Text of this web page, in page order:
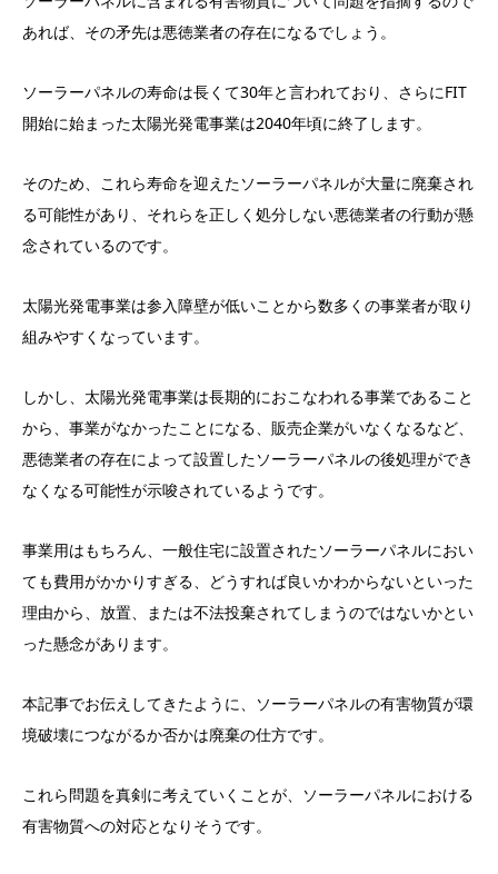
あれば、その矛先は悪徳業者の存在になるでしょう。
ソーラーパネルの寿命は長くて30年と言われており、さらにFIT
開始に始まった太陽光発電事業は2040年頃に終了します。
そのため、これら寿命を迎えたソーラーパネルが大量に廃棄され
る可能性があり、それらを正しく処分しない悪徳業者の行動が懸
念されているのです。
太陽光発電事業は参入障壁が低いことから数多くの事業者が取り
組みやすくなっています。
しかし、太陽光発電事業は長期的におこなわれる事業であること
から、事業がなかったことになる、販売企業がいなくなるなど、
悪徳業者の存在によって設置したソーラーパネルの後処理ができ
なくなる可能性が示唆されているようです。
事業用はもちろん、一般住宅に設置されたソーラーパネルにおい
ても費用がかかりすぎる、どうすれば良いかわからないといった
理由から、放置、または不法投棄されてしまうのではないかとい
った懸念があります。
本記事でお伝えしてきたように、ソーラーパネルの有害物質が環
境破壊につながるか否かは廃棄の仕方です。
これら問題を真剣に考えていくことが、ソーラーパネルにおける
有害物質への対応となりそうです。